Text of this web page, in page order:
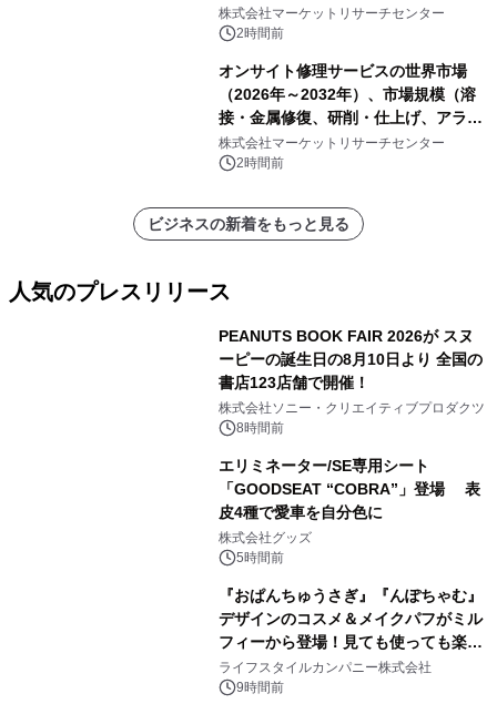
表
株式会社マーケットリサーチセンター
2時間前
オンサイト修理サービスの世界市場
（2026年～2032年）、市場規模（溶
接・金属修復、研削・仕上げ、アライ
メント、その他）・分析レポートを発
表
株式会社マーケットリサーチセンター
2時間前
ビジネスの新着をもっと見る
人気のプレスリリース
PEANUTS BOOK FAIR 2026が スヌ
ーピーの誕生日の8月10日より 全国の
書店123店舗で開催！
株式会社ソニー・クリエイティブプロダクツ
8時間前
エリミネーター/SE専用シート
「GOODSEAT “COBRA”」登場 表
皮4種で愛車を自分色に
株式会社グッズ
5時間前
『おぱんちゅうさぎ』『んぽちゃむ』
デザインのコスメ＆メイクパフがミル
フィーから登場！見ても使っても楽し
い、ポップでキュートなコレクショ
ン。
ライフスタイルカンパニー株式会社
9時間前